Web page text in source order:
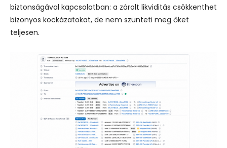
biztonságával kapcsolatban: a zárolt likviditás csökkenthet
bizonyos kockázatokat, de nem szünteti meg őket
teljesen.